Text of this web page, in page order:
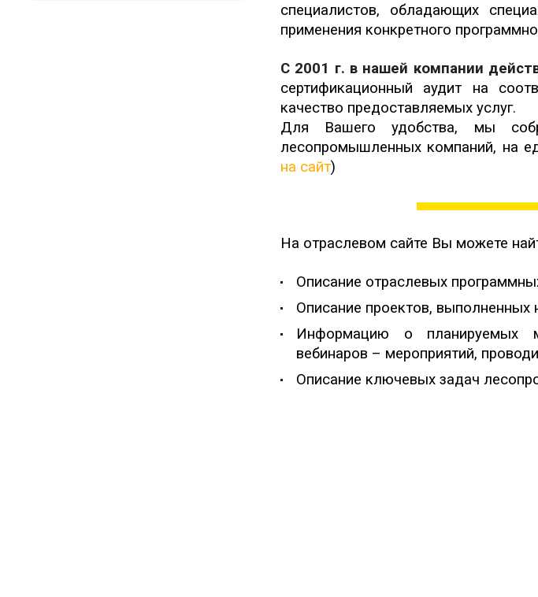
специалистов, обладающих
применения конкретного
С 2001 г. в нашей компании
сертификационный аудит на
качество предоставляемых услуг.
Для Вашего удобства, мы
лесопромышленных компаний, на
на сайт)
На отраслевом сайте Вы можете
Описание отраслевых
Описание проектов, выполненных
Информацию о планируемых
вебинаров – мероприятий,
Описание ключевых задач